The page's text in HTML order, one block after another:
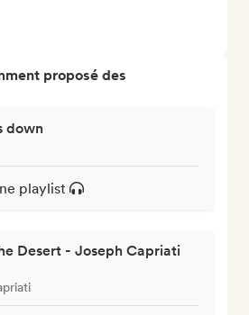
proposé des
down
playlist
Desert - Joseph Capriati